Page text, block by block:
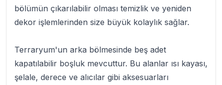
bölümün çıkarılabilir olması temizlik ve yeniden
dekor işlemlerinden size büyük kolaylık sağlar.
Terraryum'un arka bölmesinde beş adet
kapatılabilir boşluk mevcuttur. Bu alanlar ısı kayası,
şelale, derece ve alıcılar gibi aksesuarları